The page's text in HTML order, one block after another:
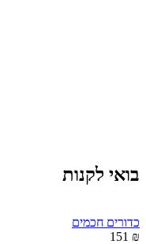
בואי לקנות
כדורים חכמים
₪ 151